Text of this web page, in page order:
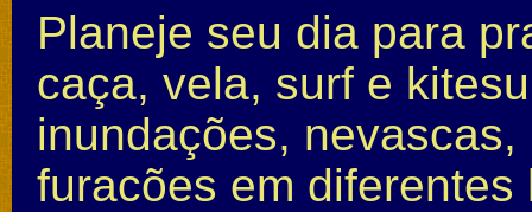
Planeje seu dia para
caça, vela, surf e
inundações,
furacões em